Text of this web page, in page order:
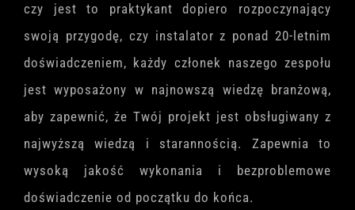
czy jest to praktykant dopiero rozpoczynający
swoją przygodę, czy instalator z ponad 20-letnim
doświadczeniem, każdy członek naszego zespołu
jest wyposażony w najnowszą wiedzę branżową,
aby zapewnić, że Twój projekt jest obsługiwany z
najwyższą wiedzą i starannością. Zapewnia to
wysoką jakość wykonania i bezproblemowe
doświadczenie od początku do końca.